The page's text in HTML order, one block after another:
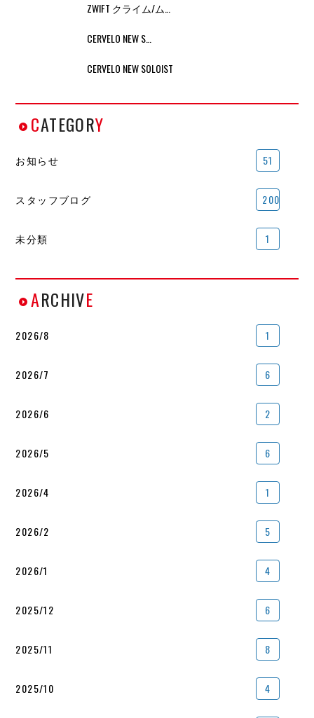
ZWIFT クライム/ム…
CERVELO NEW S…
CERVELO NEW SOLOIST
CATEGORY
お知らせ 51
スタッフブログ 200
未分類 1
ARCHIVE
2026/8 1
2026/7 6
2026/6 2
2026/5 6
2026/4 1
2026/2 5
2026/1 4
2025/12 6
2025/11 8
2025/10 4